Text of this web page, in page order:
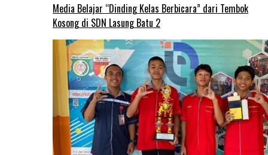
Media Belajar “Dinding Kelas Berbicara” dari Tembok
Kosong di SDN Lasung Batu 2